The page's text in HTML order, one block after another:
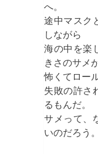
へ。
途中マスク
しながら
海の中を楽
きさのサメ
怖くてロー
失敗の許さ
るもんだ。
サメって、
いのだろう。